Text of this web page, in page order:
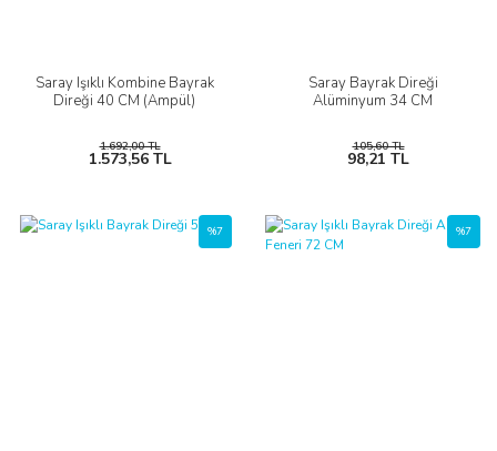
Saray Işıklı Kombine Bayrak
Direği 40 CM (Ampül)
1.692,00 TL
1.573,56 TL
Saray Bayrak Direği
Alüminyum 34 CM
105,60 TL
98,21 TL
%7 %7